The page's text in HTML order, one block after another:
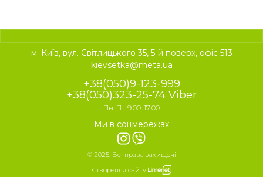
м. Київ, вул. Світлицького 35, 5-й поверх, офіс 513
kievsetka@meta.ua
+38(050)9-123-999
+38(050)323-25-74 Viber
Пн-Пт: 9:00-17:00
Ми в соцмережах
© 2025. Всі права захищені
Створення сайту